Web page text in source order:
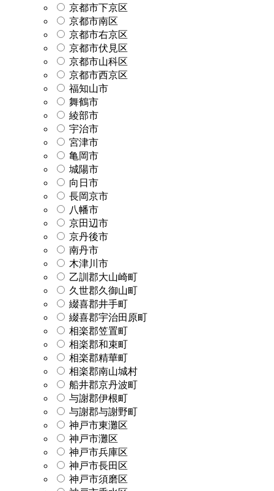
京都市下京区
京都市南区
京都市右京区
京都市伏見区
京都市山科区
京都市西京区
福知山市
舞鶴市
綾部市
宇治市
宮津市
亀岡市
城陽市
向日市
長岡京市
八幡市
京田辺市
京丹後市
南丹市
木津川市
乙訓郡大山崎町
久世郡久御山町
綴喜郡井手町
綴喜郡宇治田原町
相楽郡笠置町
相楽郡和束町
相楽郡精華町
相楽郡南山城村
船井郡京丹波町
与謝郡伊根町
与謝郡与謝野町
神戸市東灘区
神戸市灘区
神戸市兵庫区
神戸市長田区
神戸市須磨区